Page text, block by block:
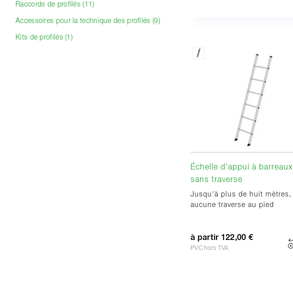
Raccords de profilés (11)
Accessoires pour la technique des profilés (9)
Kits de profilés (1)
Échelle d’appui à barreaux
sans traverse
Jusqu'à plus de huit mètres,
aucune traverse au pied
à partir 122,00 €
PVC hors TVA